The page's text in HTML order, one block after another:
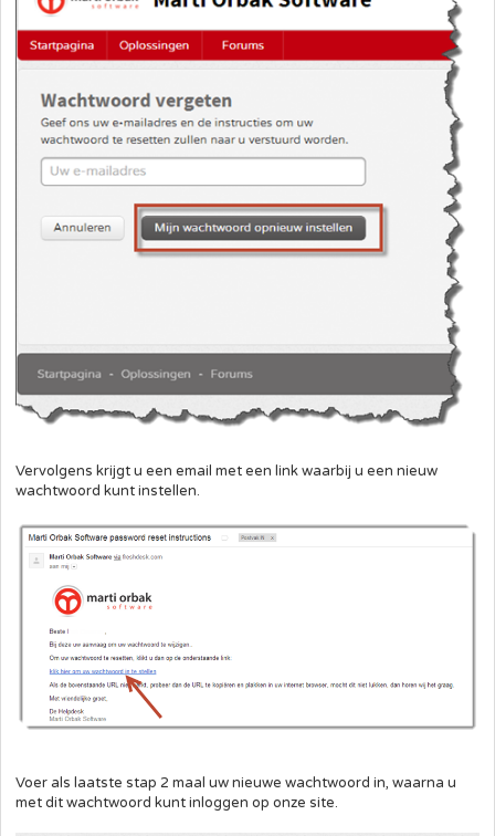
Vervolgens krijgt u een email met een link waarbij u een nieuw
wachtwoord kunt instellen.
Voer als laatste stap 2 maal uw nieuwe wachtwoord in, waarna u
met dit wachtwoord kunt inloggen op onze site.